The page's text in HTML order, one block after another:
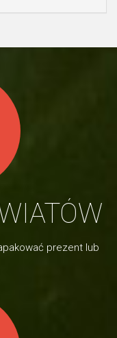
prezent lub